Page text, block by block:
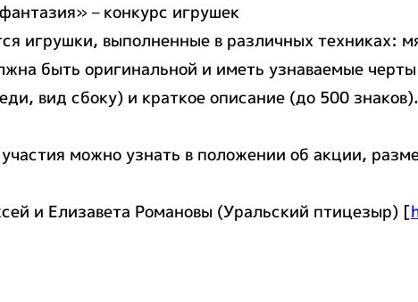
– конкурс игрушек
игрушки, выполненные в различных техниках:
быть оригинальной и иметь узнаваемые
вид сбоку) и краткое описание (до 500 знаков).
можно узнать в положении об акции,
и Елизавета Романовы (Уральский птицезыр) [